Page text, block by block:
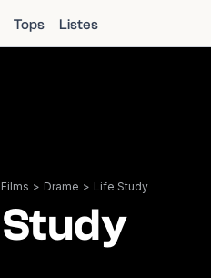
Tops Listes
Films > Drame > Life Study